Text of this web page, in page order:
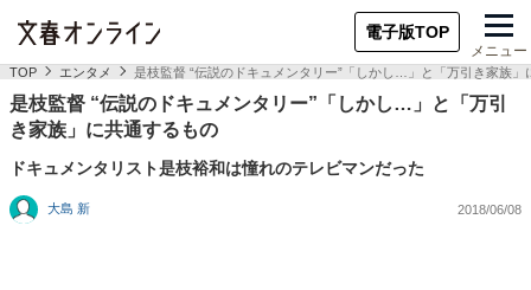
電子版TOP
メニュー
TOP エンタメ 是枝監督 “伝説のドキュメンタリー”「しかし…」と「万引き家族」
是枝監督 “伝説のドキュメンタリー”「しかし…」と「万引
き家族」に共通するもの
ドキュメンタリスト是枝裕和は憧れのテレビマンだった
大島 新 2018/06/08